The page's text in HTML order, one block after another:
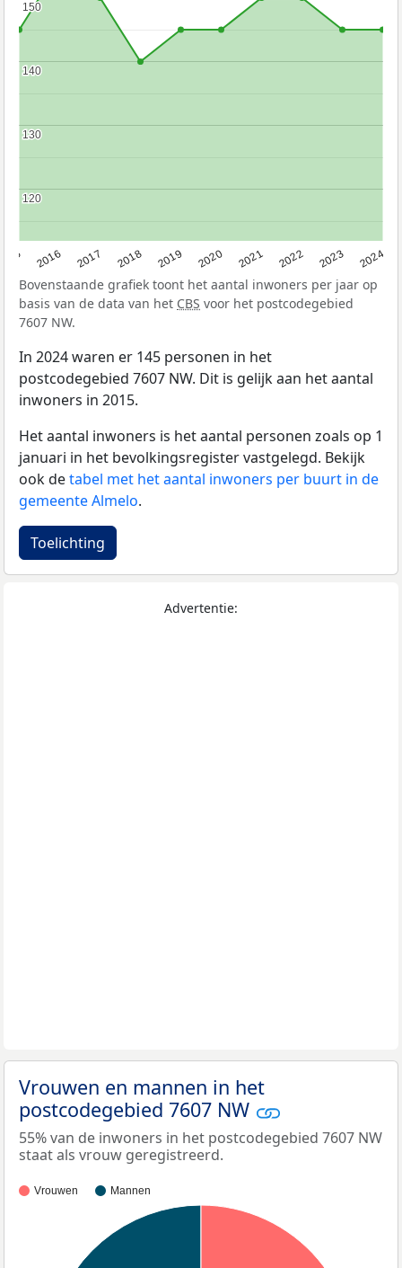
2016 2017 2018 2019 2020 2021 2022 2023 2024
120
120
130
130
140
140
150
150
Bovenstaande grafiek toont het aantal inwoners per jaar op
basis van de data van het CBS voor het postcodegebied
7607 NW.
In 2024 waren er 145 personen in het
postcodegebied 7607 NW. Dit is gelijk aan het aantal
inwoners in 2015.
Het aantal inwoners is het aantal personen zoals op 1
januari in het bevolkingsregister vastgelegd. Bekijk
ook detabel met het aantal inwoners per buurt in de
gemeente Almelo.
Toelichting
Advertentie:
Vrouwen en mannen in het
postcodegebied 7607 NW
55% van de inwoners in het postcodegebied 7607 NW
staat als vrouw geregistreerd.
Vrouwen Mannen